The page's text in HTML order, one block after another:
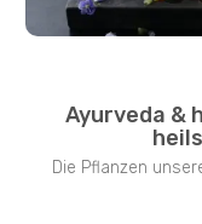
Ayurveda &
Die Pflanzen